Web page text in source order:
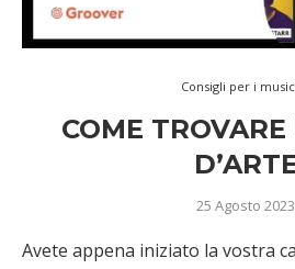
Consigli per i
COME
25 Agosto 2023
Avete appena iniziato la vostra